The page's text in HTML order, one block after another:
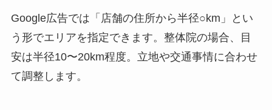
Google広告では「店舗の住所から半径○km」とい
う形でエリアを指定できます。整体院の場合、目
安は半径10〜20km程度。立地や交通事情に合わせ
て調整します。